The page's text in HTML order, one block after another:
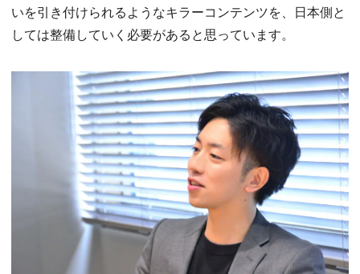
いを引き付けられるようなキラーコンテンツを、日本側と
しては整備していく必要があると思っています。